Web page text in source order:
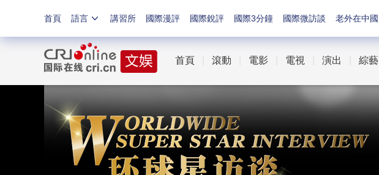
首頁 語言 講習所 國際漫評 國際銳評 國際3分鐘 國際微訪談 老外在中國
首頁 滾動 電影 電視 演出 綜藝